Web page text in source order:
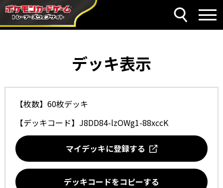
デッキ表示
【枚数】60枚デッキ
【デッキコード】 J8DD84-lzOWg1-88xccK
マイデッキに登録する
デッキコードをコピーする